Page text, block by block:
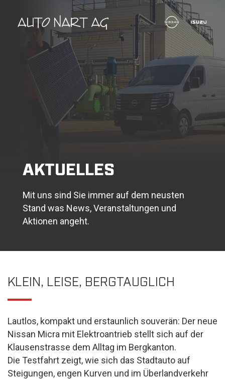
AKTUELLES
Mit uns sind Sie immer auf dem neusten
Stand was News, Veranstaltungen und
Aktionen angeht.
KLEIN, LEISE, BERGTAUGLICH
Lautlos, kompakt und erstaunlich souverän: Der neue
Nissan Micra mit Elektroantrieb stellt sich auf der
Klausenstrasse dem Alltag im Bergkanton.
Die Testfahrt zeigt, wie sich das Stadtauto auf
Steigungen, engen Kurven und im Überlandverkehr